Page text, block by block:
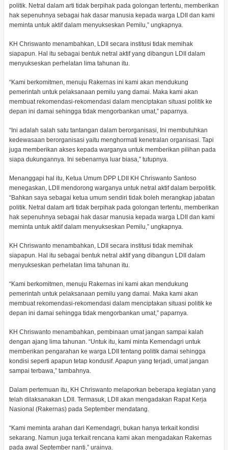
politik. Netral dalam arti tidak berpihak pada golongan tertentu, memberikan
hak sepenuhnya sebagai hak dasar manusia kepada warga LDII dan kami
meminta untuk aktif dalam menyukseskan Pemilu,” ungkapnya.
KH Chriswanto menambahkan, LDII secara institusi tidak memihak
siapapun. Hal itu sebagai bentuk netral aktif yang dibangun LDII dalam
menyukseskan perhelatan lima tahunan itu.
“Kami berkomitmen, menuju Rakernas ini kami akan mendukung
pemerintah untuk pelaksanaan pemilu yang damai. Maka kami akan
membuat rekomendasi-rekomendasi dalam menciptakan situasi politik ke
depan ini damai sehingga tidak mengorbankan umat,” paparnya.
“Ini adalah salah satu tantangan dalam berorganisasi, Ini membutuhkan
kedewasaan berorganisasi yaitu menghormati kenetralan organisasi. Tapi
juga memberikan akses kepada warganya untuk memberikan pilihan pada
siapa dukungannya. Ini sebenarnya luar biasa,” tutupnya.
Menanggapi hal itu, Ketua Umum DPP LDII KH Chriswanto Santoso
menegaskan, LDII mendorong warganya untuk netral aktif dalam berpolitik.
“Bahkan saya sebagai ketua umum sendiri tidak boleh merangkap jabatan
politik. Netral dalam arti tidak berpihak pada golongan tertentu, memberikan
hak sepenuhnya sebagai hak dasar manusia kepada warga LDII dan kami
meminta untuk aktif dalam menyukseskan Pemilu,” ungkapnya.
KH Chriswanto menambahkan, LDII secara institusi tidak memihak
siapapun. Hal itu sebagai bentuk netral aktif yang dibangun LDII dalam
menyukseskan perhelatan lima tahunan itu.
“Kami berkomitmen, menuju Rakernas ini kami akan mendukung
pemerintah untuk pelaksanaan pemilu yang damai. Maka kami akan
membuat rekomendasi-rekomendasi dalam menciptakan situasi politik ke
depan ini damai sehingga tidak mengorbankan umat,” paparnya.
KH Chriswanto menambahkan, pembinaan umat jangan sampai kalah
dengan ajang lima tahunan. “Untuk itu, kami minta Kemendagri untuk
memberikan pengarahan ke warga LDII tentang politik damai sehingga
kondisi seperti apapun tetap kondusif. Apapun yang terjadi, umat jangan
sampai terbawa,” tambahnya.
Dalam pertemuan itu, KH Chriswanto melaporkan beberapa kegiatan yang
telah dilaksanakan LDII. Termasuk, LDII akan mengadakan Rapat Kerja
Nasional (Rakernas) pada September mendatang.
“Kami meminta arahan dari Kemendagri, bukan hanya terkait kondisi
sekarang. Namun juga terkait rencana kami akan mengadakan Rakernas
pada awal September nanti,” urainya.